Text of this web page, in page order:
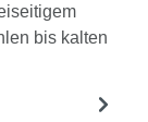
bis kalten